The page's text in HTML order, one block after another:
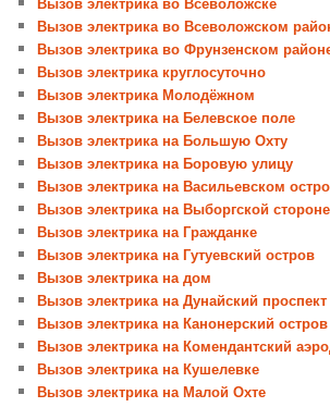
Вызов электрика во Всеволожском
Вызов электрика во Фрунзенском
Вызов электрика круглосуточно
Вызов электрика Молодёжном
Вызов электрика на Белевское поле
Вызов электрика на Большую Охту
Вызов электрика на Боровую улицу
Вызов электрика на Васильевском
Вызов электрика на Выборгской стороне
Вызов электрика на Гражданке
Вызов электрика на Гутуевский остров
Вызов электрика на дом
Вызов электрика на Дунайский проспект
Вызов электрика на Канонерский остров
Вызов электрика на Комендантский
Вызов электрика на Кушелевке
Вызов электрика на Малой Охте